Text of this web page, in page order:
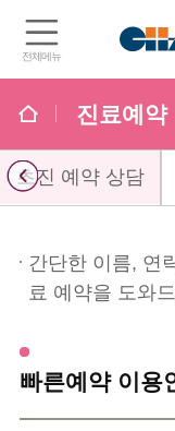
전체메뉴
진료예약
의료진/진료일정
공휴일진료일정
진료예약
초진 예약 상담
간단한 이름, 연
료 예약을 도와
빠른예약 이용